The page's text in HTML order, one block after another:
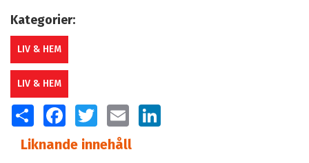
Kategorier:
LIV & HEM
LIV & HEM
SHARE FACEBOOKTWITTER EMAIL
Liknande innehåll